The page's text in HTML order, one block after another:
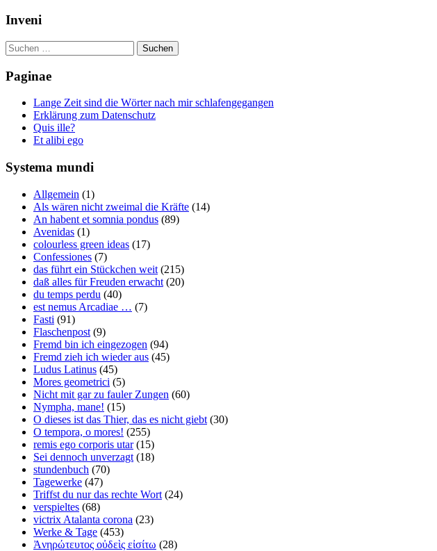
Inveni
Suchen
nach:
Paginae
Lange Zeit sind die Wörter nach mir schlafengegangen
Erklärung zum Datenschutz
Quis ille?
Et alibi ego
Systema mundi
Allgemein (1)
Als wären nicht zweimal die Kräfte (14)
An habent et somnia pondus (89)
Avenidas (1)
colourless green ideas (17)
Confessiones (7)
das führt ein Stückchen weit (215)
daß alles für Freuden erwacht (20)
du temps perdu (40)
est nemus Arcadiae … (7)
Fasti (91)
Flaschenpost (9)
Fremd bin ich eingezogen (94)
Fremd zieh ich wieder aus (45)
Ludus Latinus (45)
Mores geometrici (5)
Nicht mit gar zu fauler Zungen (60)
Nympha, mane! (15)
O dieses ist das Thier, das es nicht giebt (30)
O tempora, o mores! (255)
remis ego corporis utar(15)
Sei dennoch unverzagt (18)
stundenbuch (70)
Tagewerke (47)
Triffst du nur das rechte Wort (24)
verspieltes (68)
victrix Atalanta corona (23)
Werke & Tage (453)
Ἀνηρώτευτος οὐδεὶς εἰσίτω (28)